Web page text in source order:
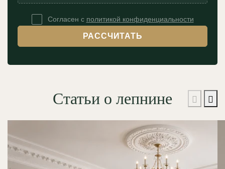
Согласен с политикой конфиденциальности
РАССЧИТАТЬ
Статьи о лепнине